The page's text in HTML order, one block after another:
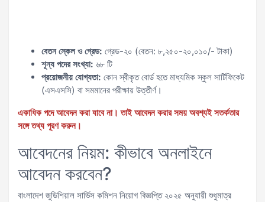
বেতন স্কেল ও গ্রেড: গ্রেড-২০ (বেতন: ৮,২৫০-২০,০১০/- টাকা)
শূন্য পদের সংখ্যা: ৬৮ টি
প্রয়োজনীয় যোগ্যতা: কোন স্বীকৃত বোর্ড হতে মাধ্যমিক স্কুল সার্টিফিকেট
(এসএসসি) বা সমমানের পরীক্ষায় উত্তীর্ণ।
একাধিক পদে আবেদন করা যাবে না। তাই আবেদন করার সময় অবশ্যই সতর্কতার
সঙ্গে তথ্য পূরণ করুন।
আবেদনের নিয়ম: কীভাবে অনলাইনে
আবেদন করবেন?
বাংলাদেশ জুডিশিয়াল সার্ভিস কমিশন নিয়োগ বিজ্ঞপ্তি ২০২৫ অনুযায়ী শুধুমাত্র